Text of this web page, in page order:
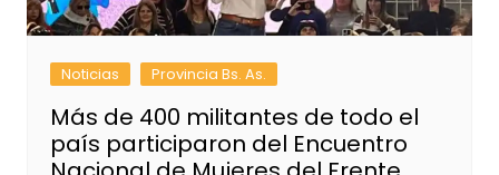
Noticias Provincia Bs. As.
Más de 400 militantes de todo el
país participaron del Encuentro